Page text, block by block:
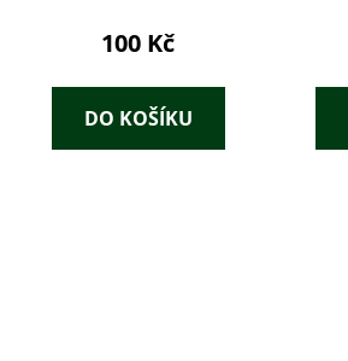
100 Kč
DO KOŠÍKU